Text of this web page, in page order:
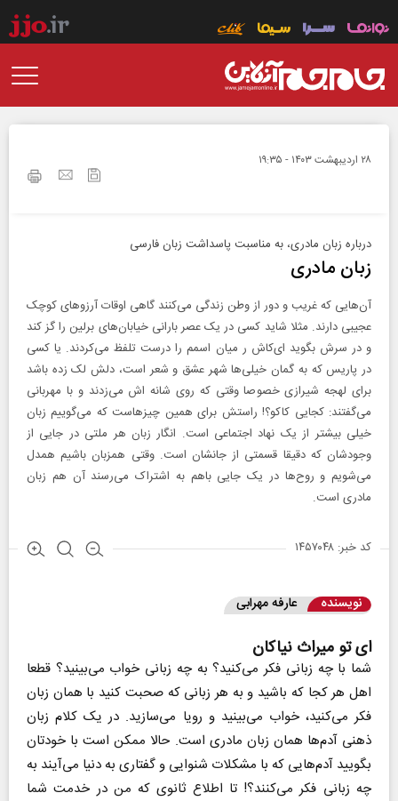
۲۸ ارديبهشت ۱۴۰۳ - ۱۹:۳۵
درباره زبان مادری، به مناسبت پاسداشت زبان فارسی
زبان مادری
آن‌هایی که غریب و دور از وطن زندگی می‌کنند گاهی اوقات آرزو‌های کوچک
عجیبی دارند. مثلا شاید کسی در یک عصر بارانی خیابان‌های برلین را گز کند
و در سرش بگوید ای‌کاش ر میان اسمم را درست تلفظ می‌کردند. یا کسی
در پاریس که به گمان خیلی‌ها شهر عشق و شعر است، دلش لک زده باشد
برای لهجه شیرازی خصوصا وقتی که روی شانه اش می‌زدند و با مهربانی
می‌گفتند: کجایی کاکو؟! راستش برای همین چیزهاست که می‌گوییم زبان
خیلی بیشتر از یک نهاد اجتماعی است. انگار زبان هر ملتی در جایی از
وجودشان که دقیقا قسمتی از جانشان است. وقتی همزبان باشیم همدل
می‌شویم و روح‌ها در یک جایی باهم به اشتراک می‌رسند آن هم زبان
مادری است.‌
کد خبر: ۱۴۵۷۰۴۸
نویسنده عارفه مهرابی
ای تو میراث نیاکان
شما با چه زبانی فکر می‌کنید؟ به چه زبانی خواب می‌بینید؟ قطعا
اهل هر کجا که باشید و به هر زبانی که صحبت کنید با همان زبان
فکر می‌کنید، خواب می‌بینید و رویا می‌سازید. در یک کلام زبان
ذهنی آدم‌ها همان زبان مادری است. حالا ممکن است با خودتان
بگویید آدم‌هایی که با مشکلات شنوایی و گفتاری به دنیا می‌آیند به
چه زبانی فکر می‌کنند؟! تا اطلاع ثانوی که من در خدمت شما